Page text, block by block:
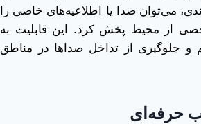
می‌توان صدا یا اطلاعیه‌های خاصی را
از محیط پخش کرد. این قابلیت به
و جلوگیری از تداخل صداها در مناطق
حرفه‌ای